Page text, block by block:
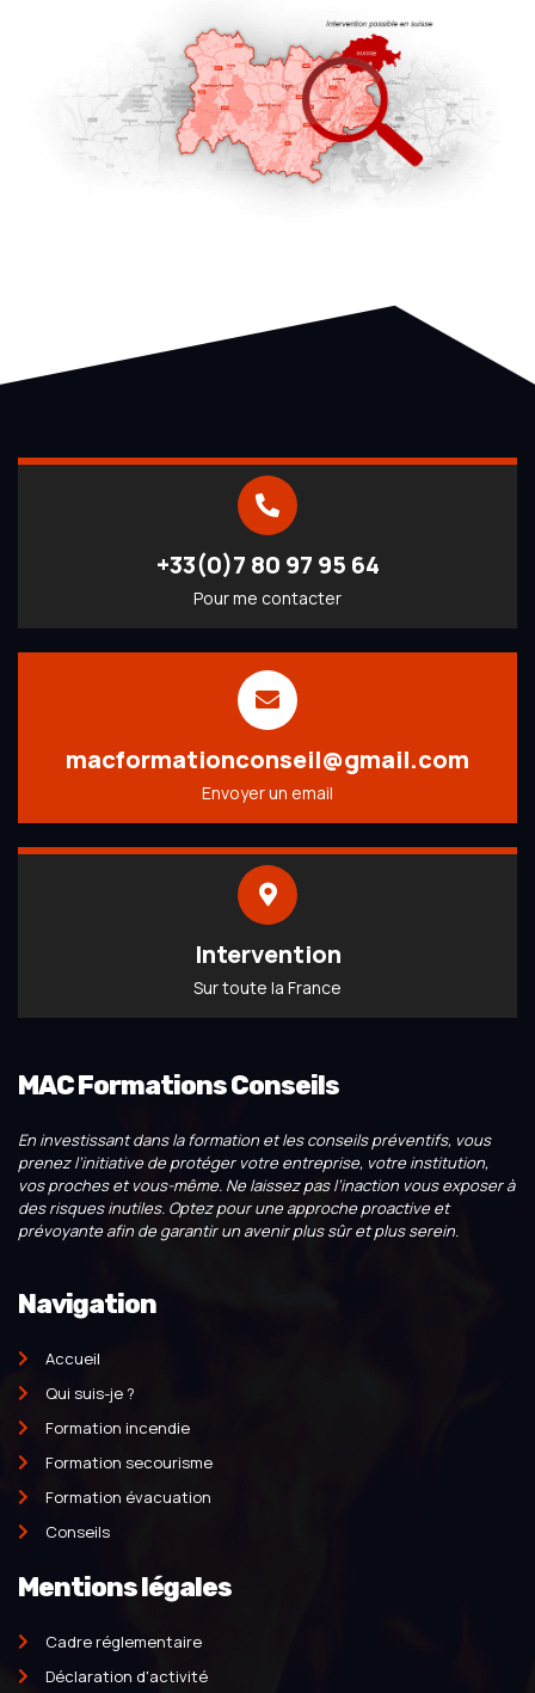
+33(0)7 80 97 95 64
Pour me contacter
macformationconseil@gmail.com
Envoyer un email
Intervention
Sur toute la France
MAC Formations Conseils
En investissant dans la formation et les conseils préventifs, vous
prenez l’initiative de protéger votre entreprise, votre institution,
vos proches et vous-même. Ne laissez pas l’inaction vous exposer à
des risques inutiles. Optez pour une approche proactive et
prévoyante afin de garantir un avenir plus sûr et plus serein.
Navigation
Accueil
Qui suis-je ?
Formation incendie
Formation secourisme
Formation évacuation
Conseils
Mentions légales
Cadre réglementaire
Déclaration d'activité